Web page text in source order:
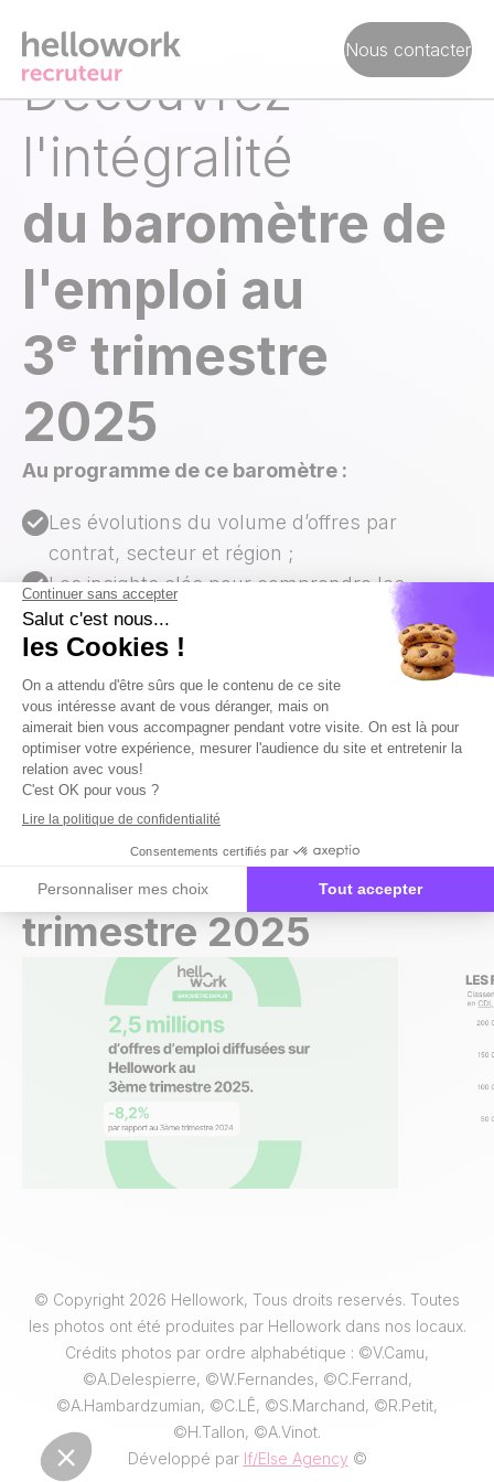
Nous contacter
Découvrez
l'intégralité
du baromètre de
l'emploi au
3ᵉ trimestre
2025
Au programme de ce baromètre :
Les évolutions du volume d’offres par
contrat, secteur et région ;
Les insights clés pour comprendre les
nouvelles tendances du marché de l'emploi ;
Les zones géographiques et métiers à fort
potentiel à ne pas sous-estimer.
Découvrez un extrait du
baromètre
de l'emploi au 3ème
trimestre 2025
© Copyright 2026 Hellowork, Tous droits reservés. Toutes
les photos ont été produites par Hellowork dans nos locaux.
Crédits photos par ordre alphabétique : ©V.Camu,
©A.Delespierre, ©W.Fernandes, ©C.Ferrand,
©A.Hambardzumian, ©C.LÊ, ©S.Marchand, ©R.Petit,
©H.Tallon, ©A.Vinot.
Développé par If/Else Agency ©